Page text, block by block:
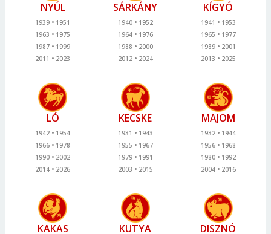
NYÚL
1939
1951
1963
1975
1987
1999
2011
2023
SÁRKÁNY
1940
1952
1964
1976
1988
2000
2012
2024
KÍGYÓ
1941
1953
1965
1977
1989
2001
2013
2025
LÓ
1942
1954
1966
1978
1990
2002
2014
2026
KECSKE
1931
1943
1955
1967
1979
1991
2003
2015
MAJOM
1932
1944
1956
1968
1980
1992
2004
2016
KAKAS KUTYA DISZNÓ